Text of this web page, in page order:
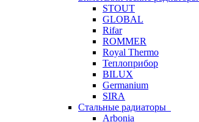
STOUT
GLOBAL
Rifar
ROMMER
Royal Thermo
Теплоприбор
BILUX
Germanium
SIRA
Стальные радиаторы
Arbonia